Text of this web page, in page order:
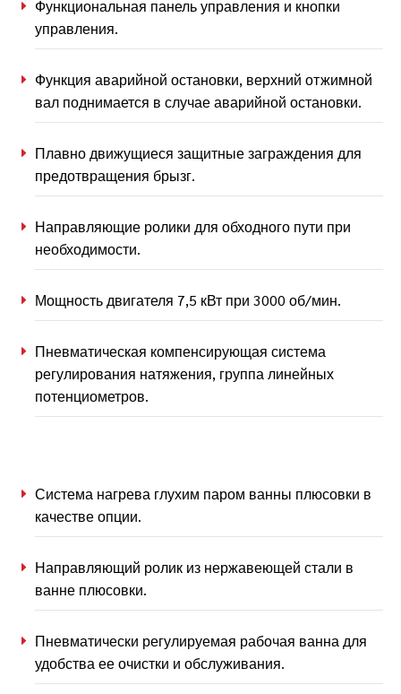
Функциональная панель управления и кнопки
управления.
Функция аварийной остановки, верхний отжимной
вал поднимается в случае аварийной остановки.
Плавно движущиеся защитные заграждения для
предотвращения брызг.
Направляющие ролики для обходного пути при
необходимости.
Мощность двигателя 7,5 кВт при 3000 об/мин.
Пневматическая компенсирующая система
регулирования натяжения, группа линейных
потенциометров.
Система нагрева глухим паром ванны плюсовки в
качестве опции.
Направляющий ролик из нержавеющей стали в
ванне плюсовки.
Пневматически регулируемая рабочая ванна для
удобства ее очистки и обслуживания.